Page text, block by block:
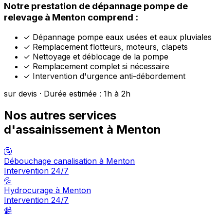
Notre prestation de dépannage pompe de
relevage à Menton comprend :
✓ Dépannage pompe eaux usées et eaux pluviales
✓ Remplacement flotteurs, moteurs, clapets
✓ Nettoyage et déblocage de la pompe
✓ Remplacement complet si nécessaire
✓ Intervention d'urgence anti-débordement
sur devis · Durée estimée : 1h à 2h
Nos autres services
d'assainissement à Menton
🚰
Débouchage canalisation à Menton
Intervention 24/7
💦
Hydrocurage à Menton
Intervention 24/7
📹